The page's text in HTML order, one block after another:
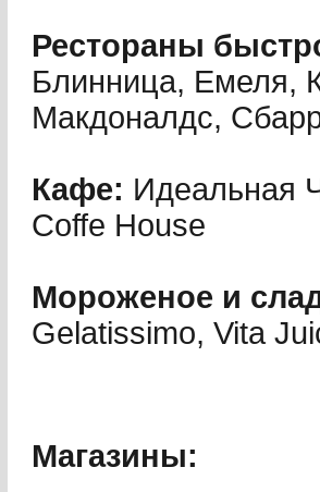
Рестораны
Блинница, Емеля,
Макдоналдс,
Кафе: Идеальная
Coffe House
Мороженое и
Gelatissimo, Vita
Магазины: